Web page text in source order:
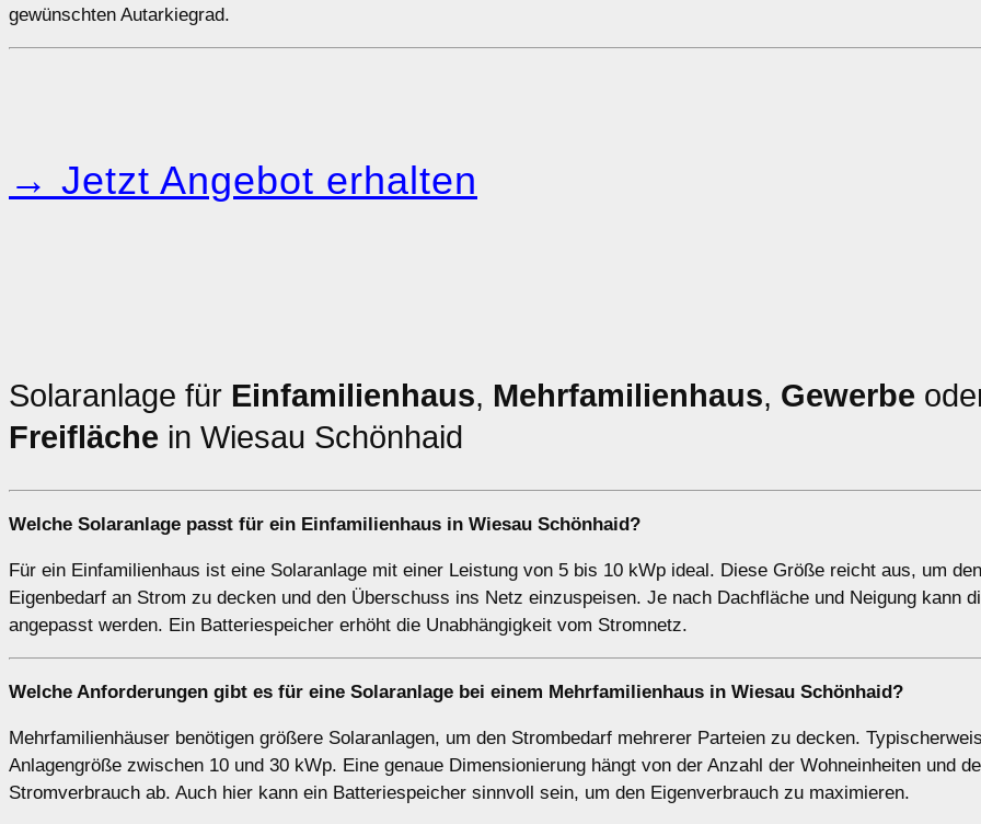
gewünschten Autarkiegrad.
→ Jetzt Angebot erhalten
Solaranlage für Einfamilienhaus, Mehrfamilienhaus, Gewerbe
Freifläche in Wiesau Schönhaid
Welche Solaranlage passt für ein Einfamilienhaus in Wiesau Schönhaid?
Für ein Einfamilienhaus ist eine Solaranlage mit einer Leistung von 5 bis 10 kWp ideal. Diese Größe reicht aus, um den
Eigenbedarf an Strom zu decken und den Überschuss ins Netz einzuspeisen. Je nach Dachfläche und Neigung kann
angepasst werden. Ein Batteriespeicher erhöht die Unabhängigkeit vom Stromnetz.
Welche Anforderungen gibt es für eine Solaranlage bei einem Mehrfamilienhaus in Wiesau Schönhaid?
Mehrfamilienhäuser benötigen größere Solaranlagen, um den Strombedarf mehrerer Parteien zu decken.
Anlagengröße zwischen 10 und 30 kWp. Eine genaue Dimensionierung hängt von der Anzahl der Wohneinheiten und
Stromverbrauch ab. Auch hier kann ein Batteriespeicher sinnvoll sein, um den Eigenverbrauch zu maximieren.